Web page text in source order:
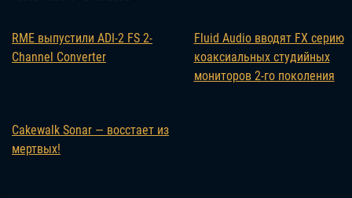
RME выпустили ADI-2 FS 2-
Channel Converter
Fluid Audio вводят FX серию
коаксиальных студийных
мониторов 2-го поколения
Cakewalk Sonar — восстает из
мертвых!